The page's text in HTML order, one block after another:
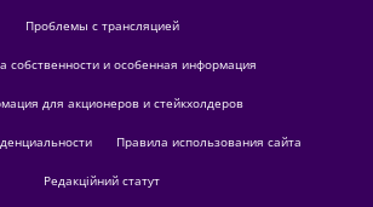
Проблемы с трансляцией
собственности и особенная информация
для акционеров и стейкхолдеров
Правила использования сайта
Редакційний статут